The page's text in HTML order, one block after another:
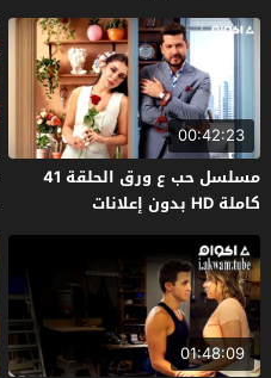
00:42:23
مسلسل حب ع ورق الحلقة 41
كاملة HD بدون إعلانات
01:48:09